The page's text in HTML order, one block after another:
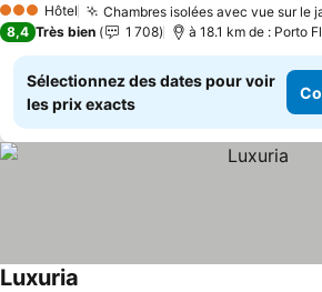
3 ÉtoilesHôtel Chambres isolées avec vue sur le
8,4 Très bien 1 708 à 18.1 km de : Porto
Sélectionnez des dates pour voir
les prix exacts
Luxuria